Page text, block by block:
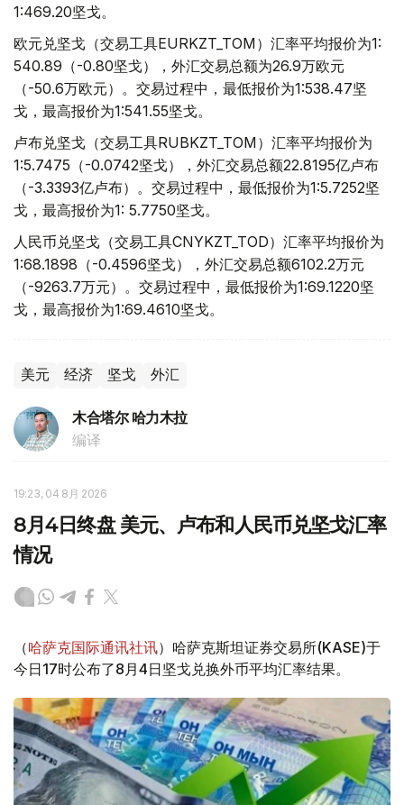
1:469.20坚戈。
欧元兑坚戈（交易工具EURKZT_TOM）汇率平均报价为1:
540.89（-0.80坚戈），外汇交易总额为26.9万欧元
（-50.6万欧元）。交易过程中，最低报价为1:538.47坚
戈，最高报价为1:541.55坚戈。
卢布兑坚戈（交易工具RUBKZT_TOM）汇率平均报价为
1:5.7475（-0.0742坚戈），外汇交易总额22.8195亿卢布
（-3.3393亿卢布）。交易过程中，最低报价为1:5.7252坚
戈，最高报价为1: 5.7750坚戈。
人民币兑坚戈（交易工具CNYKZT_TOD）汇率平均报价为
1:68.1898（-0.4596坚戈），外汇交易总额6102.2万元
（-9263.7万元）。交易过程中，最低报价为1:69.1220坚
戈，最高报价为1:69.4610坚戈。
美元 经济 坚戈 外汇
木合塔尔 哈力木拉
编译
19:23, 04 8月 2026
8月4日终盘 美元、卢布和人民币兑坚戈汇率
情况
（哈萨克国际通讯社讯）哈萨克斯坦证券交易所(KASE)于
今日17时公布了8月4日坚戈兑换外币平均汇率结果。